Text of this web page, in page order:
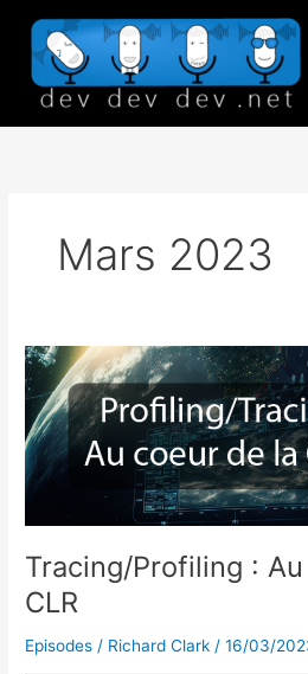
contenu
Mars 2023
Tracing/Profiling :
CLR
Episodes / Richard Clark/16/03/